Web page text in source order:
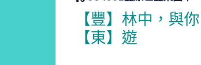
【豐】林中，與你
【東】遊